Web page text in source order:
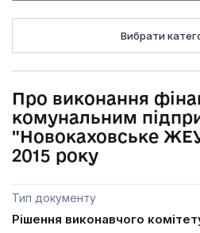
Вибрати
Про виконання
комунальним
"Новокаховське
2015 року
Тип документу
Рішення виконавчого